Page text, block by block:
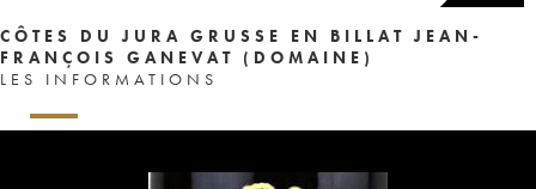
CÔTES DU JURA GRUSSE EN BILLAT JEAN-
FRANÇOIS GANEVAT (DOMAINE)
LES INFORMATIONS